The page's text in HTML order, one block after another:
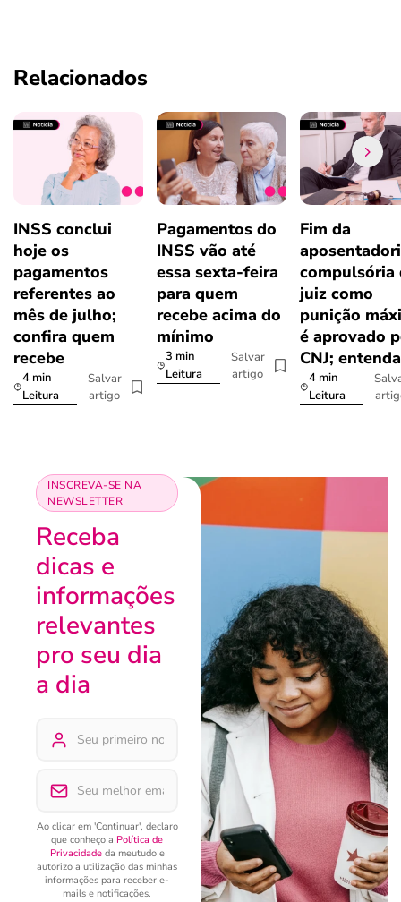
Relacionados
INSS conclui
hoje os
pagamentos
referentes ao
mês de julho;
confira quem
recebe
4 min
Leitura
Salvar
artigo
Pagamentos do
INSS vão até
essa sexta-feira
para quem
recebe acima do
mínimo
3 min
Leitura
Salvar
artigo
Fim da
compulsória
juiz como
punição
é aprovado
CNJ; entenda
4 min
Leitura
INSCREVA-SE NA
NEWSLETTER
Receba
dicas e
informações
relevantes
pro seu dia
a dia
Ao clicar em 'Continuar', declaro
que conheço a Política de
Privacidadeda meutudo e
autorizo a utilização das minhas
informações para receber e-
mails e notificações.